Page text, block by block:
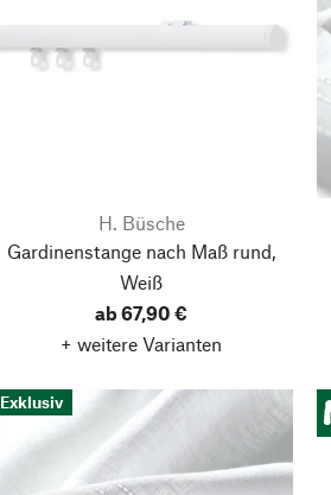
H. Büsche
Gardinenstange nach Maß rund,
Weiß
ab 67,90 €
+ weitere Varianten
Exklusiv